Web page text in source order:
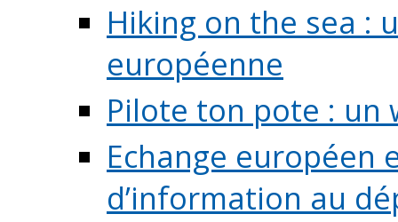
Hiking on the sea :
européenne
Pilote ton pote : un
Echange européen
d’information au